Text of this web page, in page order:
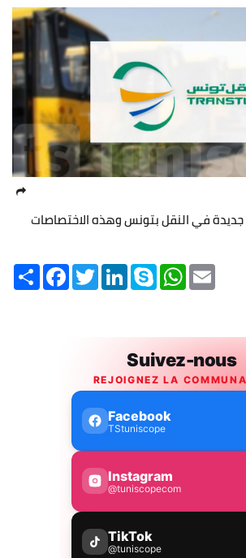
في النقل بتونس وهذه الاختصاصات
Share FacebookTwitterLinkedInSkype WhatsApp